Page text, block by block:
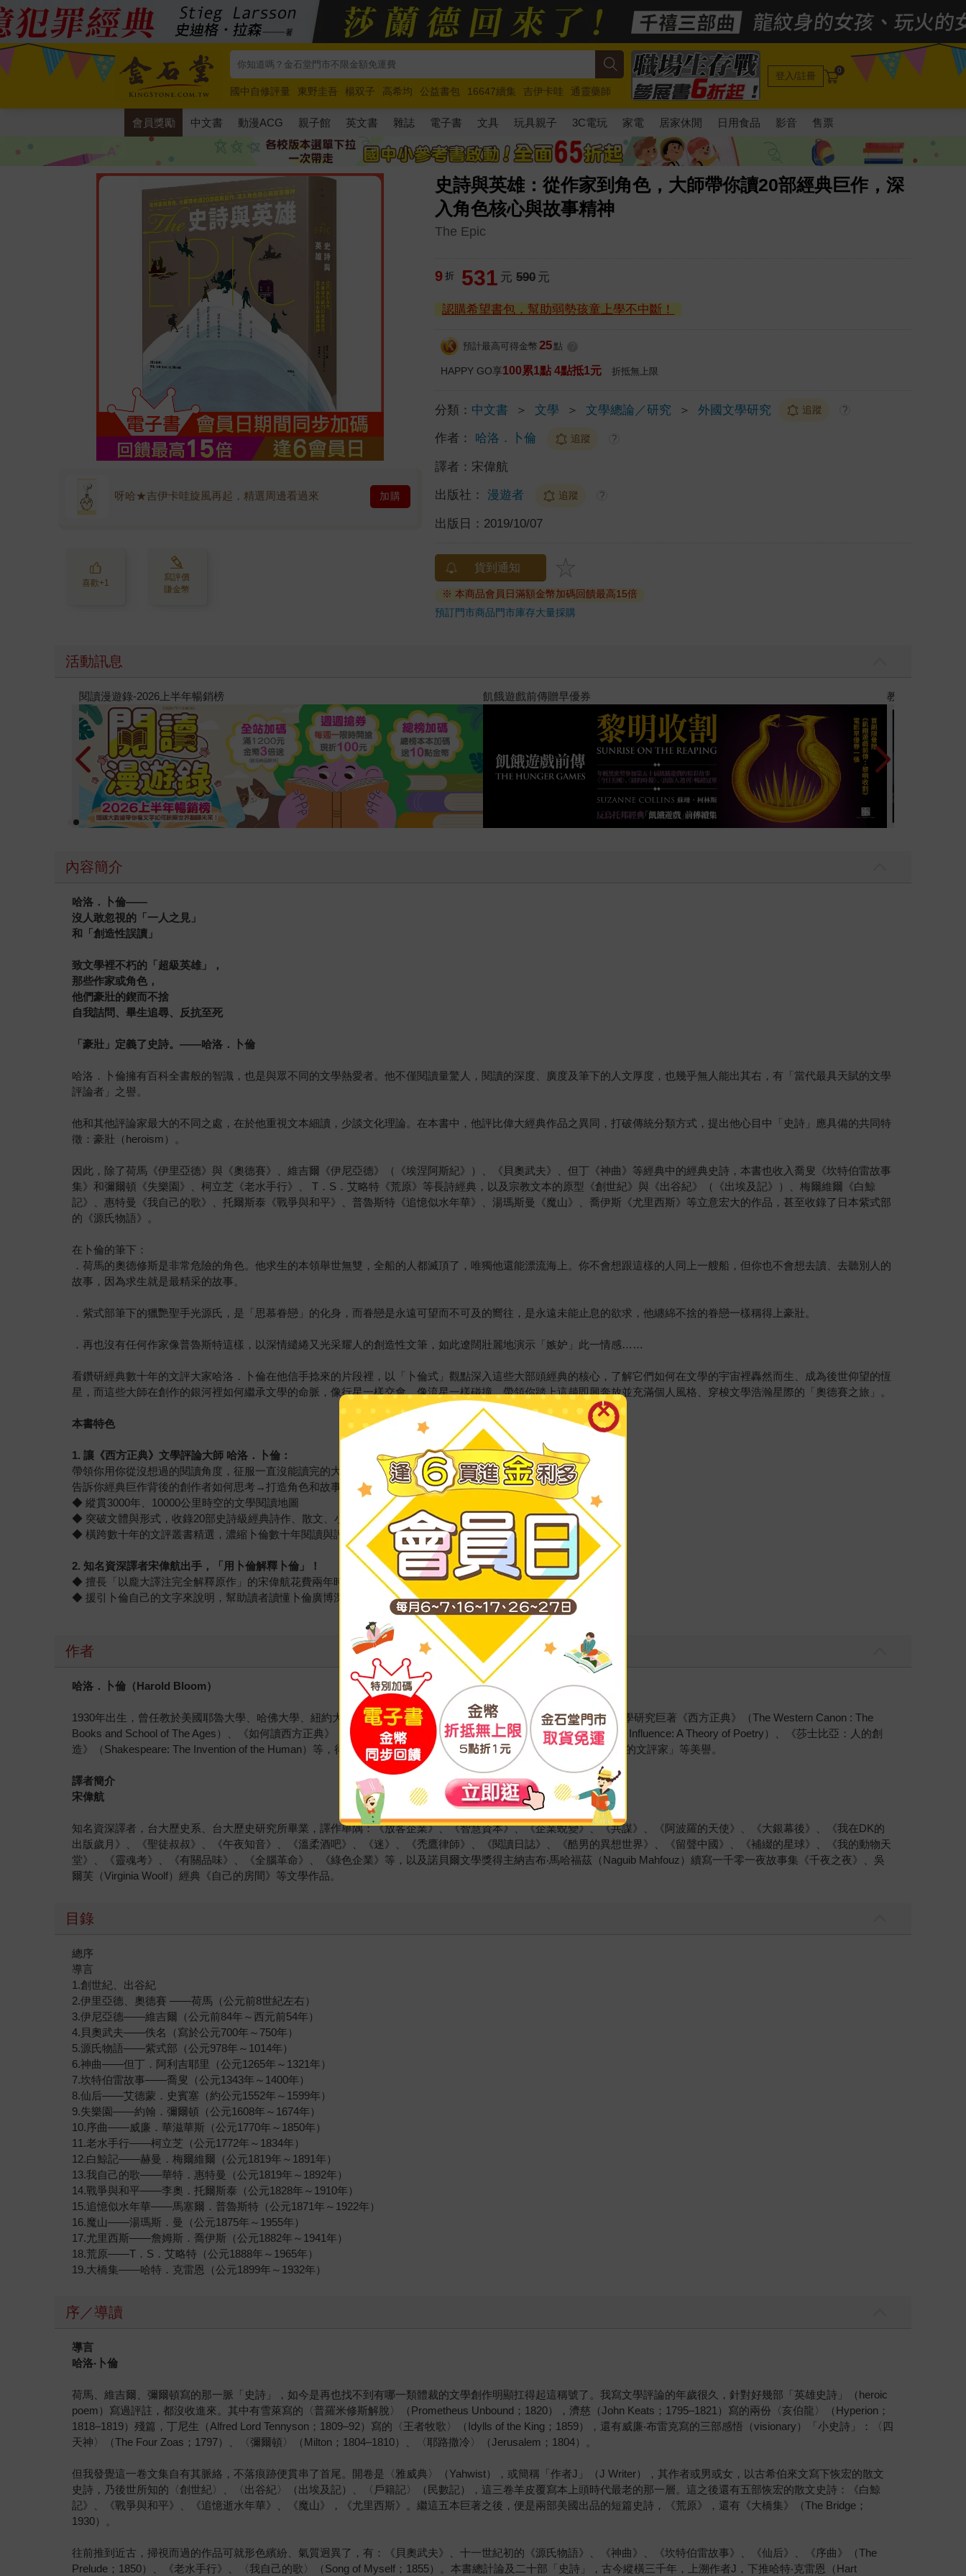
國中自修評量 東野圭吾 楊双子 高希均 公益書包 16647續集 吉伊卡哇
通靈藥師
唯紅花綻放
奧德賽 路邊攤新作 馬斯克 玩具總動員5 超慢跑
登入/註冊 0
會員獎勵 中文書 動漫ACG 親子館 英文書 雜誌 電子書 文具 玩具親子 3C電玩 家電 居家休閒 日用食品 影音 售票
史詩與英雄：從作家到角色，大師帶你讀20部經典巨作，深
入角色核心與故事精神
The Epic
呀哈★吉伊卡哇旋風再起，精選周邊看過來 加購
喜歡+1
寫評價
賺金幣
9 折 531 元 590 元
認購希望書包，幫助弱勢孩童上學不中斷！
預計最高可得金幣 25 點
HAPPY GO享100累1點 4點抵1元 折抵無上限
分類： 中文書 ＞ 文學 ＞ 文學總論／研究 ＞ 外國文學研究 追蹤 ?
作者： 哈洛．卜倫 追蹤 ?
譯者： 宋偉航
出版社： 漫遊者 追蹤 ?
出版日： 2019/10/07
貨到通知
※ 本商品會員日滿額金幣加碼回饋最高15倍
預訂門市商品門市庫存大量採購
活動訊息
教場電影版 十字殺手【艾迪．弗林系列 前傳】 世界上最透明
內容簡介
哈洛．卜倫——
沒人敢忽視的「一人之見」
和「創造性誤讀」
致文學裡不朽的「超級英雄」，
那些作家或角色，
他們豪壯的鍥而不捨
自我詰問、畢生追尋、反抗至死
「豪壯」定義了史詩。——哈洛．卜倫
哈洛．卜倫擁有百科全書般的智識，也是與眾不同的文學熱愛者。他不僅閱讀量驚人，閱讀的深度、廣度及筆下的人文厚度，也幾乎無人能出其右，有「當代最具天賦的文學
評論者」之譽。
他和其他評論家最大的不同之處，在於他重視文本細讀，少談文化理論。在本書中，他評比偉大經典作品之異同，打破傳統分類方式，提出他心目中「史詩」應具備的共同特
徵：豪壯（heroism）。
因此，除了荷馬《伊里亞德》與《奧德賽》、維吉爾《伊尼亞德》（《埃涅阿斯紀》）、《貝奧武夫》、但丁《神曲》等經典中的經典史詩，本書也收入喬叟《坎特伯雷故事
集》和彌爾頓《失樂園》、柯立芝《老水手行》、 T．S．艾略特《荒原》等長詩經典，以及宗教文本的原型《創世紀》與《出谷紀》（《出埃及記》）、梅爾維爾《白鯨
記》、惠特曼《我自己的歌》、托爾斯泰《戰爭與和平》、普魯斯特《追憶似水年華》、湯瑪斯曼《魔山》、喬伊斯《尤里西斯》等立意宏大的作品，甚至收錄了日本紫式部
的《源氏物語》。
在卜倫的筆下：
．荷馬的奧德修斯是非常危險的角色。他求生的本領舉世無雙，全船的人都滅頂了，唯獨他還能漂流海上。你不會想跟這樣的人同上一艘船，但你也不會想去讀、去聽別人的
故事，因為求生就是最精采的故事。
．紫式部筆下的獵艷聖手光源氏，是「思慕眷戀」的化身，而眷戀是永遠可望而不可及的嚮往，是永遠未能止息的欲求，他纏綿不捨的眷戀一樣稱得上豪壯。
．再也沒有任何作家像普魯斯特這樣，以深情繾綣又光采耀人的創造性文筆，如此遼闊壯麗地演示「嫉妒」此一情感……
看鑽研經典數十年的文評大家哈洛．卜倫在他信手捻來的片段裡，以「卜倫式」觀點深入這些大部頭經典的核心，了解它們如何在文學的宇宙裡轟然而生、成為後世仰望的恆
星，而這些大師在創作的銀河裡如何繼承文學的命脈，像行星一樣交會，像流星一樣碰撞，帶領你踏上這趟即興奔放並充滿個人風格、穿梭文學浩瀚星際的「奧德賽之旅」。
本書特色
1.讓《西方正典》文學評論大師 哈洛．卜倫：
帶領你用你從沒想過的閱讀角度，征服一直沒能讀完的大部頭經典
告訴你經典巨作背後的創作者如何思考→打造角色和故事→開創新局
◆ 縱貫3000年、10000公里時空的文學閱讀地圖
◆ 突破文體與形式，收錄20部史詩級經典詩作、散文、小說
◆ 橫跨數十年的文評叢書精選，濃縮卜倫數十年閱讀與評論精華
2.知名資深譯者宋偉航出手，「用卜倫解釋卜倫」！
◆ 擅長「以龐大譯注完全解釋原作」的宋偉航花費兩年時間翻譯、做註
◆ 援引卜倫自己的文字來說明，幫助讀者讀懂卜倫廣博深刻的思想脈絡
作者
哈洛．卜倫（Harold Bloom）
1930年出生，曾任教於美國耶魯大學、哈佛大學、紐約大學，也是美國學術院院士，至今出版四十多本著作，包括文學研究巨著《西方正典》（The Western Canon : The
Books and School of The Ages）、《如何讀西方正典》（How to Read and Why）、《影響的焦慮》（The Anxiety of Influence: A Theory of Poetry）、《莎士比亞：人的創
造》（Shakespeare: The Invention of the Human）等，得獎無數，有「當代最具天賦的文學評論者」、「世界最偉大的文評家」等美譽。
譯者簡介
宋偉航
知名資深譯者，台大歷史系、台大歷史研究所畢業，譯作舉隅：《放客企業》、《智慧資本》、《企業蛻變》、《共謀》、《阿波羅的天使》、《大銀幕後》、《我在DK的
出版歲月》、《聖徒叔叔》、《午夜知音》、《溫柔酒吧》、《迷》、《禿鷹律師》、《閱讀日誌》、《酷男的異想世界》、《留聲中國》、《補綴的星球》、《我的動物天
堂》、《靈魂考》、《有關品味》、《全腦革命》、《綠色企業》等，以及諾貝爾文學獎得主納吉布‧馬哈福茲（Naguib Mahfouz）續寫一千零一夜故事集《千夜之夜》、吳
爾芙（Virginia Woolf）經典《自己的房間》等文學作品。
目錄
總序
導言
1.創世紀、出谷紀
2.伊里亞德、奧德賽 ——荷馬（公元前8世紀左右）
3.伊尼亞德——維吉爾（公元前84年～西元前54年）
4.貝奧武夫——佚名（寫於公元700年～750年）
5.源氏物語——紫式部（公元978年～1014年）
6.神曲——但丁．阿利吉耶里（公元1265年～1321年）
7.坎特伯雷故事——喬叟（公元1343年～1400年）
8.仙后——艾德蒙．史賓塞（約公元1552年～1599年）
9.失樂園——約翰．彌爾頓（公元1608年～1674年）
10.序曲——威廉．華滋華斯（公元1770年～1850年）
11.老水手行——柯立芝（公元1772年～1834年）
12.白鯨記——赫曼．梅爾維爾（公元1819年～1891年）
13.我自己的歌——華特．惠特曼（公元1819年～1892年）
14.戰爭與和平——李奧．托爾斯泰（公元1828年～1910年）
15.追憶似水年華——馬塞爾．普魯斯特（公元1871年～1922年）
16.魔山——湯瑪斯．曼（公元1875年～1955年）
17.尤里西斯——詹姆斯．喬伊斯（公元1882年～1941年）
18.荒原——T．S．艾略特（公元1888年～1965年）
19.大橋集——哈特．克雷恩（公元1899年～1932年）
序／導讀
導言
哈洛‧ 卜倫
荷馬、維吉爾、彌爾頓寫的那一脈「史詩」，如今是再也找不到有哪一類體裁的文學創作明顯扛得起這稱號了。我寫文學評論的年歲很久，針對好幾部「英雄史詩」（heroic
poem）寫過評註，都沒收進來。其中有雪萊寫的〈普羅米修斯解脫〉（Prometheus Unbound；1820），濟慈（John Keats；1795–1821）寫的兩份〈亥伯龍〉（Hyperion；
1818–1819）殘篇，丁尼生（Alfred Lord Tennyson；1809–92）寫的〈王者牧歌〉（Idylls of the King；1859），還有威廉‧布雷克寫的三部感悟（visionary）「小史詩」：〈四
天神〉（The Four Zoas；1797）、〈彌爾頓〉（Milton；1804–1810）、〈耶路撒冷〉（Jerusalem；1804）。
但我發覺這一卷文集自有其脈絡，不落痕跡便貫串了首尾。開卷是〈雅威典〉（Yahwist），或簡稱「作者J」（J Writer），其作者或男或女，以古希伯來文寫下恢宏的散文
史詩，乃後世所知的〈創世紀〉、〈出谷紀〉（出埃及記）、〈戶籍記〉（民數記），這三卷羊皮覆寫本上頭時代最老的那一層。這之後還有五部恢宏的散文史詩：《白鯨
記》、《戰爭與和平》、《追憶逝水年華》、《魔山》，《尤里西斯》。繼這五本巨著之後，便是兩部美國出品的短篇史詩，《荒原》，還有《大橋集》（The Bridge；
1930）。
往前推到近古，掃視而過的作品可就形色繽紛、氣質迥異了，有：《貝奧武夫》、十一世紀初的《源氏物語》、《神曲》、《坎特伯雷故事》、《仙后》、《序曲》（The
Prelude；1850）、《老水手行》、〈我自己的歌〉（Song of Myself；1855）。本書總計論及二十部「史詩」，古今縱橫三千年，上溯作者J，下推哈特‧克雷恩（Hart